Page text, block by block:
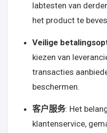
labtesten van
het product te
Veilige
kiezen van
transacties
beschermen.
客户服务: Het
klantenservice,